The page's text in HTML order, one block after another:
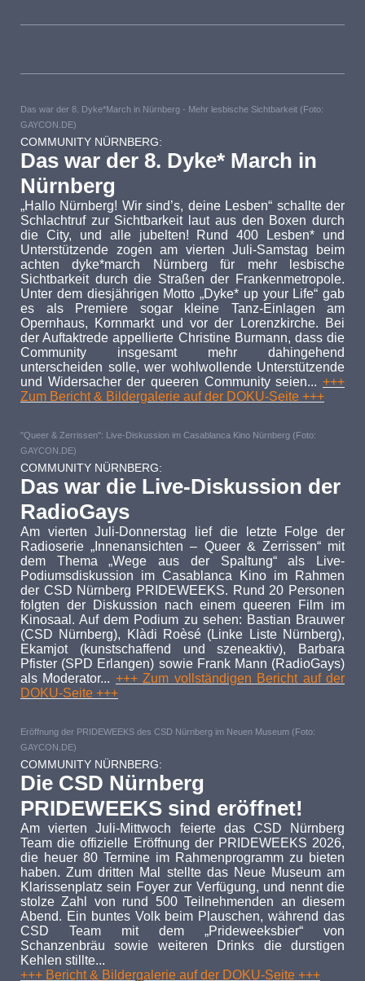
Das war der 8. Dyke*March in Nürnberg - Mehr lesbische Sichtbarkeit (Foto:
GAYCON.DE)
COMMUNITY NÜRNBERG:
Das war der 8. Dyke* March in
Nürnberg
„Hallo Nürnberg! Wir sind’s, deine Lesben“ schallte der
Schlachtruf zur Sichtbarkeit laut aus den Boxen durch
die City, und alle jubelten! Rund 400 Lesben* und
Unterstützende zogen am vierten Juli-Samstag beim
achten dyke*march Nürnberg für mehr lesbische
Sichtbarkeit durch die Straßen der Frankenmetropole.
Unter dem diesjährigen Motto „Dyke* up your Life“ gab
es als Premiere sogar kleine Tanz-Einlagen am
Opernhaus, Kornmarkt und vor der Lorenzkirche. Bei
der Auftaktrede appellierte Christine Burmann, dass die
Community insgesamt mehr dahingehend
unterscheiden solle, wer wohlwollende Unterstützende
und Widersacher der queeren Community seien... +++
Zum Bericht & Bildergalerie auf der DOKU-Seite +++
"Queer & Zerrissen": Live-Diskussion im Casablanca Kino Nürnberg (Foto:
GAYCON.DE)
COMMUNITY NÜRNBERG:
Das war die Live-Diskussion der
RadioGays
Am vierten Juli-Donnerstag lief die letzte Folge der
Radioserie „Innenansichten – Queer & Zerrissen“ mit
dem Thema „Wege aus der Spaltung“ als Live-
Podiumsdiskussion im Casablanca Kino im Rahmen
der CSD Nürnberg PRIDEWEEKS. Rund 20 Personen
folgten der Diskussion nach einem queeren Film im
Kinosaal. Auf dem Podium zu sehen: Bastian Brauwer
(CSD Nürnberg), Klàdi Roèsé (Linke Liste Nürnberg),
Ekamjot (kunstschaffend und szeneaktiv), Barbara
Pfister (SPD Erlangen) sowie Frank Mann (RadioGays)
als Moderator... +++ Zum vollständigen Bericht auf der
DOKU-Seite +++
Eröffnung der PRIDEWEEKS des CSD Nürnberg im Neuen Museum (Foto:
GAYCON.DE)
COMMUNITY NÜRNBERG:
Die CSD Nürnberg
PRIDEWEEKS sind eröffnet!
Am vierten Juli-Mittwoch feierte das CSD Nürnberg
Team die offizielle Eröffnung der PRIDEWEEKS 2026,
die heuer 80 Termine im Rahmenprogramm zu bieten
haben. Zum dritten Mal stellte das Neue Museum am
Klarissenplatz sein Foyer zur Verfügung, und nennt die
stolze Zahl von rund 500 Teilnehmenden an diesem
Abend. Ein buntes Volk beim Plauschen, während das
CSD Team mit dem „Prideweeksbier“ von
Schanzenbräu sowie weiteren Drinks die durstigen
Kehlen stillte...
+++ Bericht & Bildergalerie auf der DOKU-Seite +++